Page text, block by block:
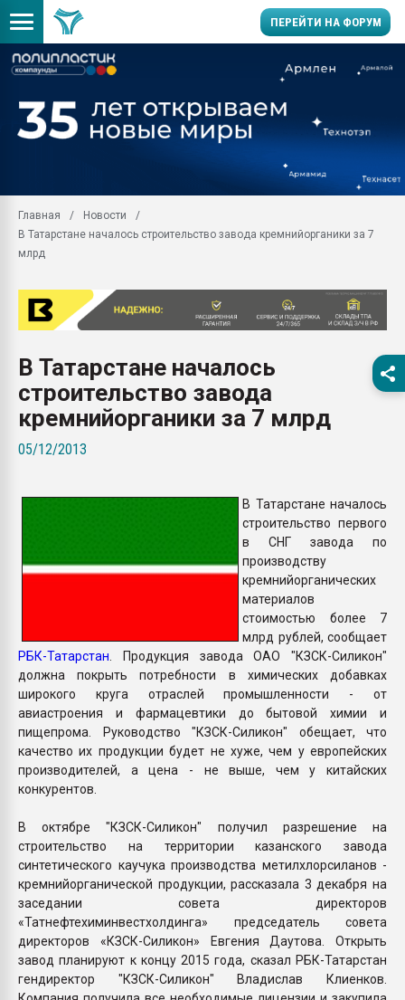
ПЕРЕЙТИ НА ФОРУМ
производство SPC
заводу пластмасс"
28.07.2026
первый план в
28.07.2026
ситуацией на
Всё, что касается
Главная
Новости
В Татарстане началось строительство завода кремнийорганики за 7
млрд
В Татарстане началось
строительство завода
кремнийорганики за 7 млрд
05/12/2013
В Татарстане началось
строительство первого
в СНГ завода по
производству
кремнийорганических
материалов
стоимостью более 7
млрд рублей, сообщает
РБК-Татарстан . Продукция завода ОАО "КЗСК-Силикон"
должна покрыть потребности в химических добавках
широкого круга отраслей промышленности - от
авиастроения и фармацевтики до бытовой химии и
пищепрома. Руководство "КЗСК-Силикон" обещает, что
качество их продукции будет не хуже, чем у европейских
производителей, а цена - не выше, чем у китайских
конкурентов.
В октябре "КЗСК-Силикон" получил разрешение на
строительство на территории казанского завода
синтетического каучука производства метилхлорсиланов -
кремнийорганической продукции, рассказала 3 декабря на
заседании совета директоров
«Татнефтехиминвестхолдинга» председатель совета
директоров «КЗСК-Силикон» Евгения Даутова. Открыть
завод планируют к концу 2015 года, сказал РБК-Татарстан
гендиректор "КЗСК-Силикон" Владислав Клиенков.